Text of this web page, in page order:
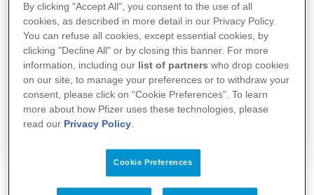
programımızla kişiler henüz öğrenimlerine
devam ederken aramıza yarı zamanlı çalışan
olarak katılabileceği gibi MT Universe
programımızla yeni mezun veya az tecrübeli
adaylar geleceğin liderleri olmak için aramıza
katılabilirler.
By clicking "Accept All", you consent to the use of all
cookies, as described in more detail in our Privacy Policy.
You can refuse all cookies, except essential cookies, by
clicking "Decline All" or by closing this banner. For more
information, including our list of partners who drop cookies
on our site, to manage your preferences or to withdraw your
consent, please click on “Cookie Preferences”. To learn
more about how Pfizer uses these technologies, please
read our Privacy Policy.
Cookie Preferences